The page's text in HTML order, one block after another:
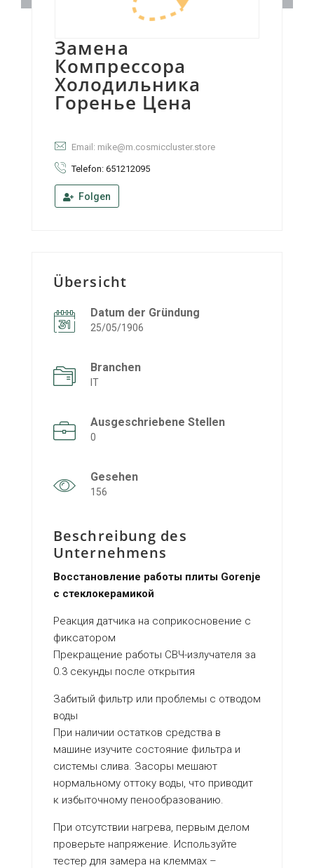
Замена
Компрессора
Холодильника
Горенье Цена
Email: mike@m.cosmiccluster.store
Telefon: 651212095
Folgen
Übersicht
Datum der Gründung
25/05/1906
Branchen
IT
Ausgeschriebene Stellen
0
Gesehen
156
Beschreibung des
Unternehmens
Восстановление работы плиты Gorenje
с стеклокерамикой
Реакция датчика на соприкосновение с
фиксатором
Прекращение работы СВЧ-излучателя за
0.3 секунды после открытия
Забитый фильтр или проблемы с отводом
воды
При наличии остатков средства в
машине изучите состояние фильтра и
системы слива. Засоры мешают
нормальному оттоку воды, что приводит
к избыточному пенообразованию.
При отсутствии нагрева, первым делом
проверьте напряжение. Используйте
тестер для замера на клеммах –